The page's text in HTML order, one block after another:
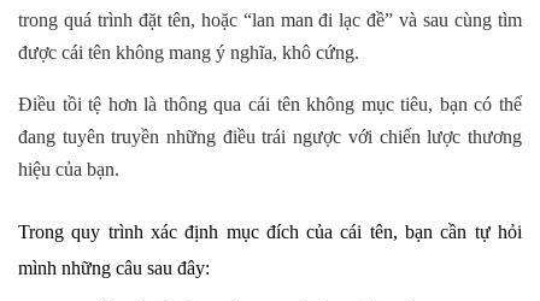
trong quá trình đặt tên, hoặc “lan man đi lạc đề” và sau cùng tìm
được cái tên không mang ý nghĩa, khô cứng.
Điều tồi tệ hơn là thông qua cái tên không mục tiêu, bạn có thể
đang tuyên truyền những điều trái ngược với chiến lược thương
hiệu của bạn.
Trong quy trình xác định mục đích của cái tên, bạn cần tự hỏi
mình những câu sau đây: